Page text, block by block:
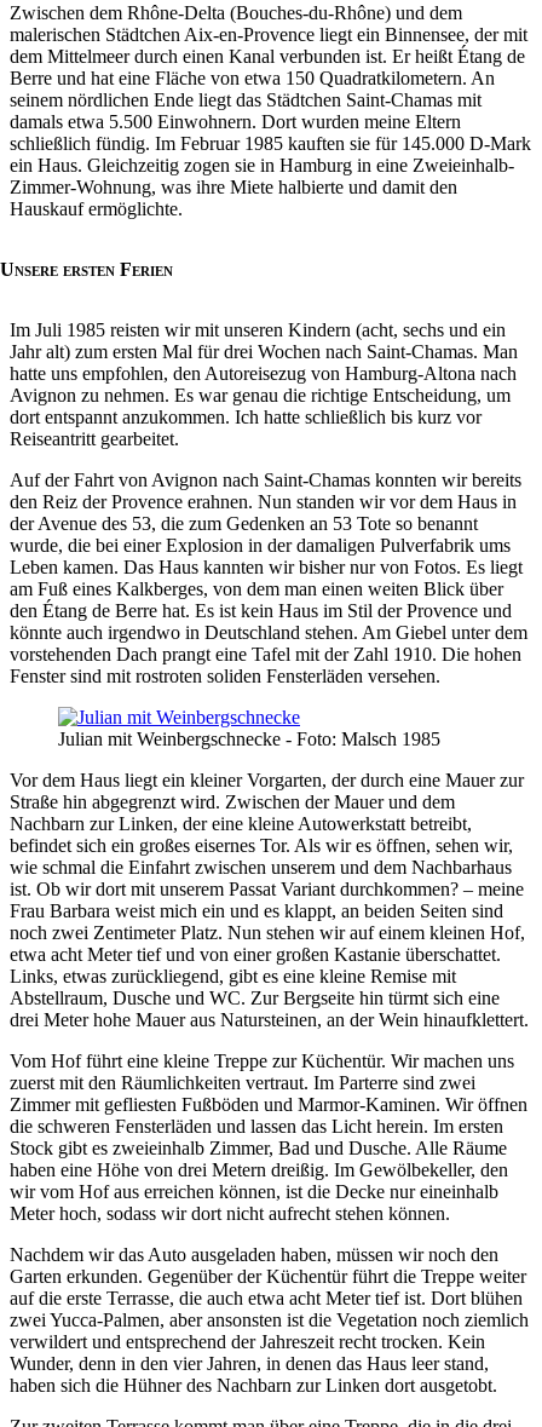
Zwischen dem Rhône-Delta (Bouches-du-Rhône) und dem
malerischen Städtchen Aix-en-Provence liegt ein Binnensee, der mit
dem Mittelmeer durch einen Kanal verbunden ist. Er heißt Étang de
Berre und hat eine Fläche von etwa 150 Quadratkilometern. An
seinem nördlichen Ende liegt das Städtchen Saint-Chamas mit
damals etwa 5.500 Einwohnern. Dort wurden meine Eltern
schließlich fündig. Im Februar 1985 kauften sie für 145.000 D-Mark
ein Haus. Gleichzeitig zogen sie in Hamburg in eine Zweieinhalb-
Zimmer-Wohnung, was ihre Miete halbierte und damit den
Hauskauf ermöglichte.
Unsere ersten Ferien
Im Juli 1985 reisten wir mit unseren Kindern (acht, sechs und ein
Jahr alt) zum ersten Mal für drei Wochen nach Saint-Chamas. Man
hatte uns empfohlen, den Autoreisezug von Hamburg-Altona nach
Avignon zu nehmen. Es war genau die richtige Entscheidung, um
dort entspannt anzukommen. Ich hatte schließlich bis kurz vor
Reiseantritt gearbeitet.
Auf der Fahrt von Avignon nach Saint-Chamas konnten wir bereits
den Reiz der Provence erahnen. Nun standen wir vor dem Haus in
der Avenue des 53, die zum Gedenken an 53 Tote so benannt
wurde, die bei einer Explosion in der damaligen Pulverfabrik ums
Leben kamen. Das Haus kannten wir bisher nur von Fotos. Es liegt
am Fuß eines Kalkberges, von dem man einen weiten Blick über
den Étang de Berre hat. Es ist kein Haus im Stil der Provence und
könnte auch irgendwo in Deutschland stehen. Am Giebel unter dem
vorstehenden Dach prangt eine Tafel mit der Zahl 1910. Die hohen
Fenster sind mit rostroten soliden Fensterläden versehen.
Julian mit Weinbergschnecke - Foto: Malsch 1985
Vor dem Haus liegt ein kleiner Vorgarten, der durch eine Mauer zur
Straße hin abgegrenzt wird. Zwischen der Mauer und dem
Nachbarn zur Linken, der eine kleine Autowerkstatt betreibt,
befindet sich ein großes eisernes Tor. Als wir es öffnen, sehen wir,
wie schmal die Einfahrt zwischen unserem und dem Nachbarhaus
ist. Ob wir dort mit unserem Passat Variant durchkommen? – meine
Frau Barbara weist mich ein und es klappt, an beiden Seiten sind
noch zwei Zentimeter Platz. Nun stehen wir auf einem kleinen Hof,
etwa acht Meter tief und von einer großen Kastanie überschattet.
Links, etwas zurückliegend, gibt es eine kleine Remise mit
Abstellraum, Dusche und WC. Zur Bergseite hin türmt sich eine
drei Meter hohe Mauer aus Natursteinen, an der Wein hinaufklettert.
Vom Hof führt eine kleine Treppe zur Küchentür. Wir machen uns
zuerst mit den Räumlichkeiten vertraut. Im Parterre sind zwei
Zimmer mit gefliesten Fußböden und Marmor-Kaminen. Wir öffnen
die schweren Fensterläden und lassen das Licht herein. Im ersten
Stock gibt es zweieinhalb Zimmer, Bad und Dusche. Alle Räume
haben eine Höhe von drei Metern dreißig. Im Gewölbekeller, den
wir vom Hof aus erreichen können, ist die Decke nur eineinhalb
Meter hoch, sodass wir dort nicht aufrecht stehen können.
Nachdem wir das Auto ausgeladen haben, müssen wir noch den
Garten erkunden. Gegenüber der Küchentür führt die Treppe weiter
auf die erste Terrasse, die auch etwa acht Meter tief ist. Dort blühen
zwei Yucca-Palmen, aber ansonsten ist die Vegetation noch ziemlich
verwildert und entsprechend der Jahreszeit recht trocken. Kein
Wunder, denn in den vier Jahren, in denen das Haus leer stand,
haben sich die Hühner des Nachbarn zur Linken dort ausgetobt.